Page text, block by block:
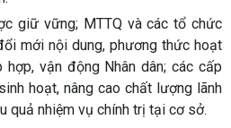
giữ vững; MTTQ và các tổ chức
mới nội dung, phương thức hoạt
vận động Nhân dân; các cấp
hoạt, nâng cao chất lượng lãnh
quả nhiệm vụ chính trị tại cơ sở.